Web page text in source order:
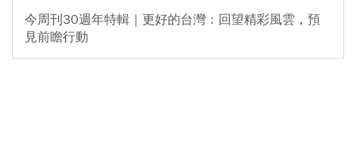
今周刊30週年特輯｜更好的台灣：回望精彩風雲，預
見前瞻行動